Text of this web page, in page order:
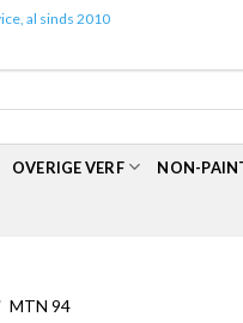
al sinds 2010
OVERIGE VERF NON-
MTN 94